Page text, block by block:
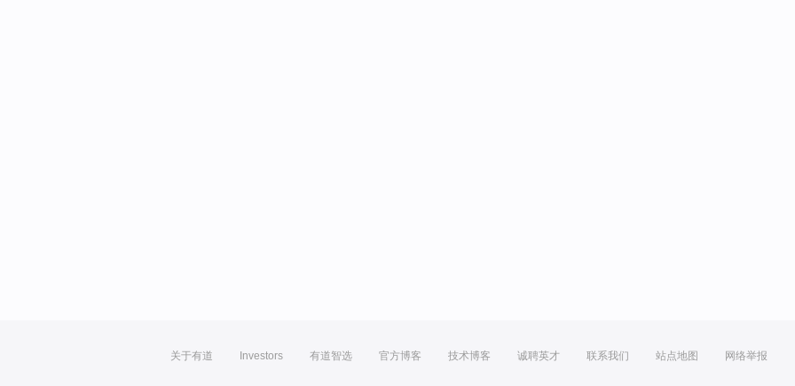
关于有道 Investors 有道智选 官方博客 技术博客 诚聘英才 联系我们 站点地图 网络举报